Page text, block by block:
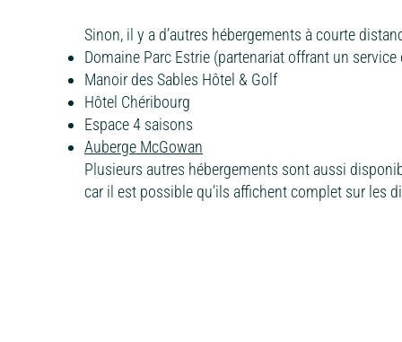
Sinon, il y a d’autres hébergements à courte
Domaine Parc Estrie (partenariat offrant un
Manoir des Sables Hôtel & Golf
Hôtel Chéribourg
Espace 4 saisons
Auberge McGowan
Plusieurs autres hébergements sont aussi
car il est possible qu’ils affichent complet sur les